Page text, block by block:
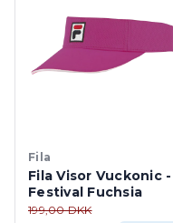
Fila
Fila Visor Vuckonic -
Festival Fuchsia
199,00 DKK